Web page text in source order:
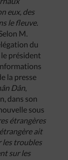
eux, des
le fleuve.
M.
du
le président
la presse
Dân,
dans son
sous
étrangères
ait
les troubles
sur les